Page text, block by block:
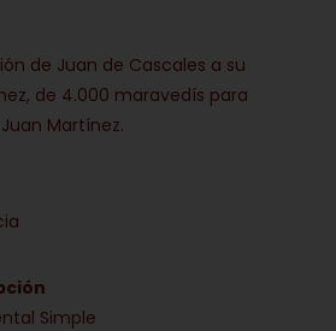
de Juan de Cascales a su
de 4.000 maravedís para
Martínez.
Simple